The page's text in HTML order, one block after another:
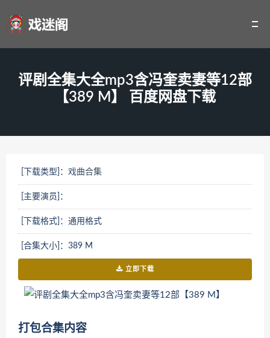
评剧全集大全mp3含冯奎卖妻等12部
【389 M】 百度网盘下载
[下载类型]： 戏曲合集
[主要演员]：
[下载格式]：通用格式
[合集大小]：389 M
立即下载
打包合集内容